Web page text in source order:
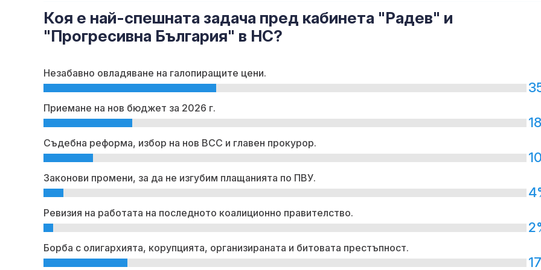
Коя е най-спешната задача пред кабинета "Радев" и
"Прогресивна България" в НС?
Незабавно овладяване на галопиращите цени.
Приемане на нов бюджет за 2026 г.
Съдебна реформа, избор на нов ВСС и главен прокурор.
Законови промени, за да не изгубим плащанията по ПВУ.
Ревизия на работата на последното коалиционно правителство.
Борба с олигархията, корупцията, организираната и битовата престъпност.